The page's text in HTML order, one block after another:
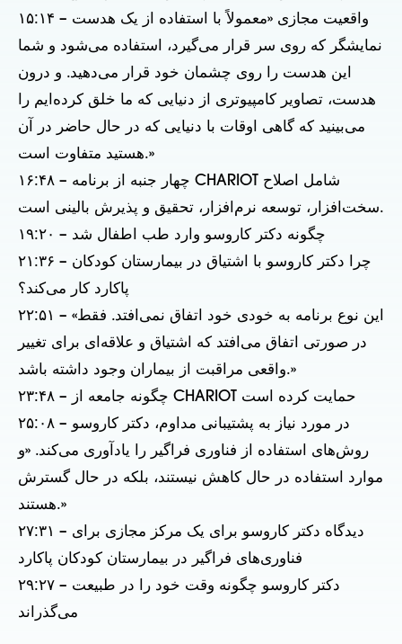
۱۵:۱۴ – واقعیت مجازی «معمولاً با استفاده از یک هدست
نمایشگر که روی سر قرار می‌گیرد، استفاده می‌شود و شما
این هدست را روی چشمان خود قرار می‌دهید. و درون
هدست، تصاویر کامپیوتری از دنیایی که ما خلق کرده‌ایم را
می‌بینید که گاهی اوقات با دنیایی که در حال حاضر در آن
هستید متفاوت است.»
۱۶:۴۸ – چهار جنبه از برنامه CHARIOT شامل اصلاح
سخت‌افزار، توسعه نرم‌افزار، تحقیق و پذیرش بالینی است.
۱۹:۲۰ – چگونه دکتر کاروسو وارد طب اطفال شد
۲۱:۳۶ – چرا دکتر کاروسو با اشتیاق در بیمارستان کودکان
پاکارد کار می‌کند؟
۲۲:۵۱ – «این نوع برنامه به خودی خود اتفاق نمی‌افتد. فقط
در صورتی اتفاق می‌افتد که اشتیاق و علاقه‌ای برای تغییر
واقعی مراقبت از بیماران وجود داشته باشد.»
۲۳:۴۸ – چگونه جامعه از CHARIOT حمایت کرده است
۲۵:۰۸ – در مورد نیاز به پشتیبانی مداوم، دکتر کاروسو
روش‌های استفاده از فناوری فراگیر را یادآوری می‌کند. «و
موارد استفاده در حال کاهش نیستند، بلکه در حال گسترش
هستند.»
۲۷:۳۱ – دیدگاه دکتر کاروسو برای یک مرکز مجازی برای
فناوری‌های فراگیر در بیمارستان کودکان پاکارد
۲۹:۲۷ – دکتر کاروسو چگونه وقت خود را در طبیعت
می‌گذراند